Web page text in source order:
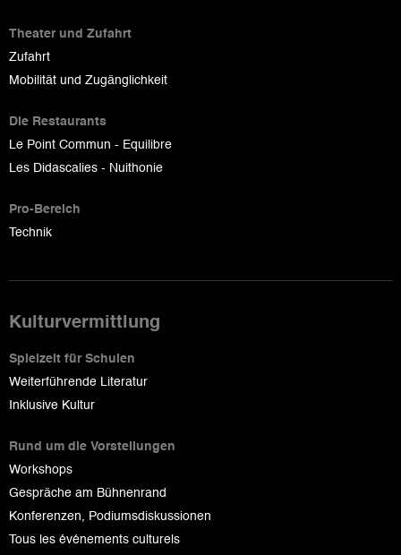
Theater und Zufahrt
Zufahrt
Mobilität und Zugänglichkeit
Die Restaurants
Le Point Commun - Equilibre
Les Didascalies - Nuithonie
Pro-Bereich
Technik
Kulturvermittlung
Spielzeit für Schulen
Weiterführende Literatur
Inklusive Kultur
Rund um die Vorstellungen
Workshops
Gespräche am Bühnenrand
Konferenzen, Podiumsdiskussionen
Tous les événements culturels